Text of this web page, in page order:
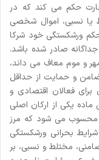
ماده ۴۳۹ قانون تجارت حکم می کند که در
نسبی، اموال شخصی
ورشکستگی خود شرکا
صادر شده باشد.
و موم معاف می داند،
و حمایت از حداقل
فعالان اقتصادی و
ماده یکی از ارکان اصلی
محسوب می شود که مرز
بحرانی ورشکستگی
مختلط و نسبی، بر